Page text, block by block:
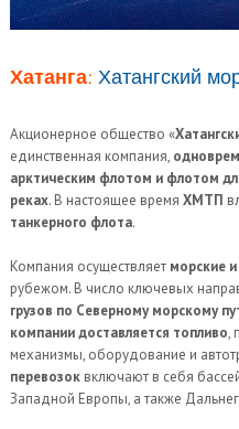
Хатанга: Хатангский
Акционерное общество «
единственная компания,
арктическим флотом и флотом
реках. В настоящее время ХМТП
танкерного флота.
Компания осуществляет морские
рубежом. В число ключевых
грузов по Северному морскому
компании доставляется топливо,
механизмы, оборудование и
перевозок включают в себя
Западной Европы, а также